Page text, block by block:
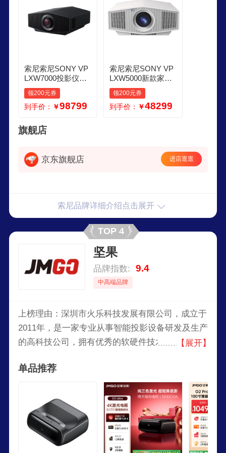
索尼索尼SONY VP
LXW7000投影仪家
用真4K激光电视客
厅影音室家庭影院
高清3D投影机 XW7
点歌系统组套 标配1
20英寸高清拉线电
领200元券
到手价： ￥98799
索尼索尼SONY VP
LXW5000新款家用
超高清激光电视真4
K投影家庭影院3D
影音室 XW5000皓
领200元券
到手价： ￥48299
旗舰店
京东旗舰店 进店逛逛
索尼品牌详细介绍点击展开
TOP 4
坚果
品牌指数: 9.4
中高端品牌
上榜理由：深圳市火乐科技发展有限公司，成立于
2011年，是一家专业从事智能投影设备研发及生产
的高科技公司，拥有优秀的软硬件技术研发团队，
体的智能家庭影院生态圈。
【展开】
单品推荐